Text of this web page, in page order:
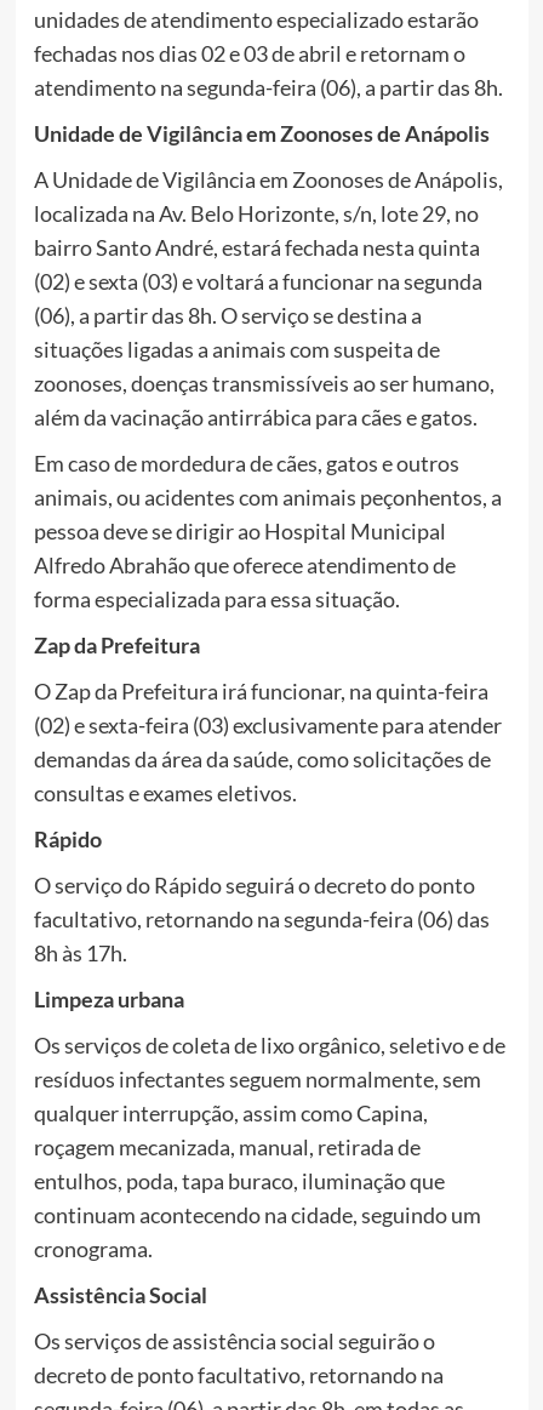
unidades de atendimento especializado estarão
fechadas nos dias 02 e 03 de abril e retornam o
atendimento na segunda-feira (06), a partir das 8h.
Unidade de Vigilância em Zoonoses de Anápolis
A Unidade de Vigilância em Zoonoses de Anápolis,
localizada na Av. Belo Horizonte, s/n, lote 29, no
bairro Santo André, estará fechada nesta quinta
(02) e sexta (03) e voltará a funcionar na segunda
(06), a partir das 8h. O serviço se destina a
situações ligadas a animais com suspeita de
zoonoses, doenças transmissíveis ao ser humano,
além da vacinação antirrábica para cães e gatos.
Em caso de mordedura de cães, gatos e outros
animais, ou acidentes com animais peçonhentos, a
pessoa deve se dirigir ao Hospital Municipal
Alfredo Abrahão que oferece atendimento de
forma especializada para essa situação.
Zap da Prefeitura
O Zap da Prefeitura irá funcionar, na quinta-feira
(02) e sexta-feira (03) exclusivamente para atender
demandas da área da saúde, como solicitações de
consultas e exames eletivos.
Rápido
O serviço do Rápido seguirá o decreto do ponto
facultativo, retornando na segunda-feira (06) das
8h às 17h.
Limpeza urbana
Os serviços de coleta de lixo orgânico, seletivo e de
resíduos infectantes seguem normalmente, sem
qualquer interrupção, assim como Capina,
roçagem mecanizada, manual, retirada de
entulhos, poda, tapa buraco, iluminação que
continuam acontecendo na cidade, seguindo um
cronograma.
Assistência Social
Os serviços de assistência social seguirão o
decreto de ponto facultativo, retornando na